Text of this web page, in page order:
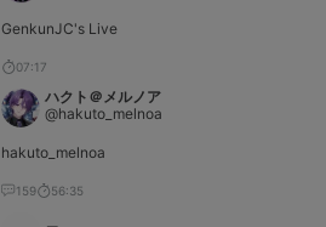
GenkunJC's Live
07:17
ハクト＠メルノア
@hakuto_melnoa
hakuto_melnoa
159 56:35